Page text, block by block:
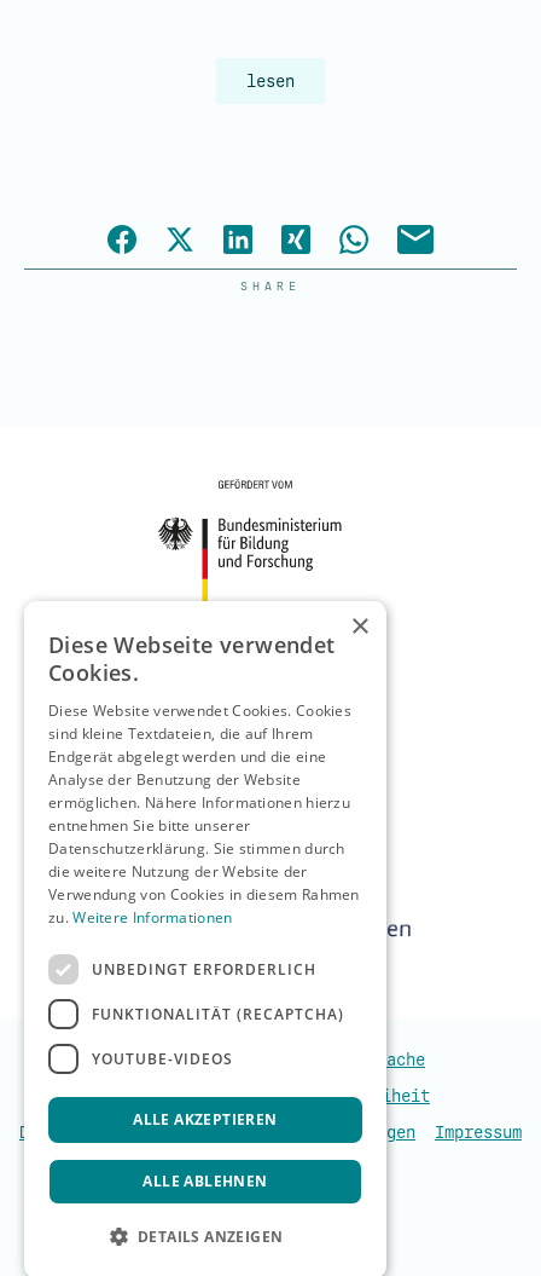
lesen
SHARE
Leichte Sprache
Gebärdensprache
Verhaltenskodex
Barrierefreiheit
Datenschutzerklärung
Nutzungsbedingungen Impressum
×
Diese Webseite verwendet
Cookies.
Diese Website verwendet Cookies. Cookies
sind kleine Textdateien, die auf Ihrem
Endgerät abgelegt werden und die eine
Analyse der Benutzung der Website
ermöglichen. Nähere Informationen hierzu
entnehmen Sie bitte unserer
Datenschutzerklärung. Sie stimmen durch
die weitere Nutzung der Website der
Verwendung von Cookies in diesem Rahmen
zu.Weitere Informationen
UNBEDINGT ERFORDERLICH
FUNKTIONALITÄT (RECAPTCHA)
YOUTUBE-VIDEOS
ALLE AKZEPTIEREN
ALLE ABLEHNEN
DETAILS ANZEIGEN